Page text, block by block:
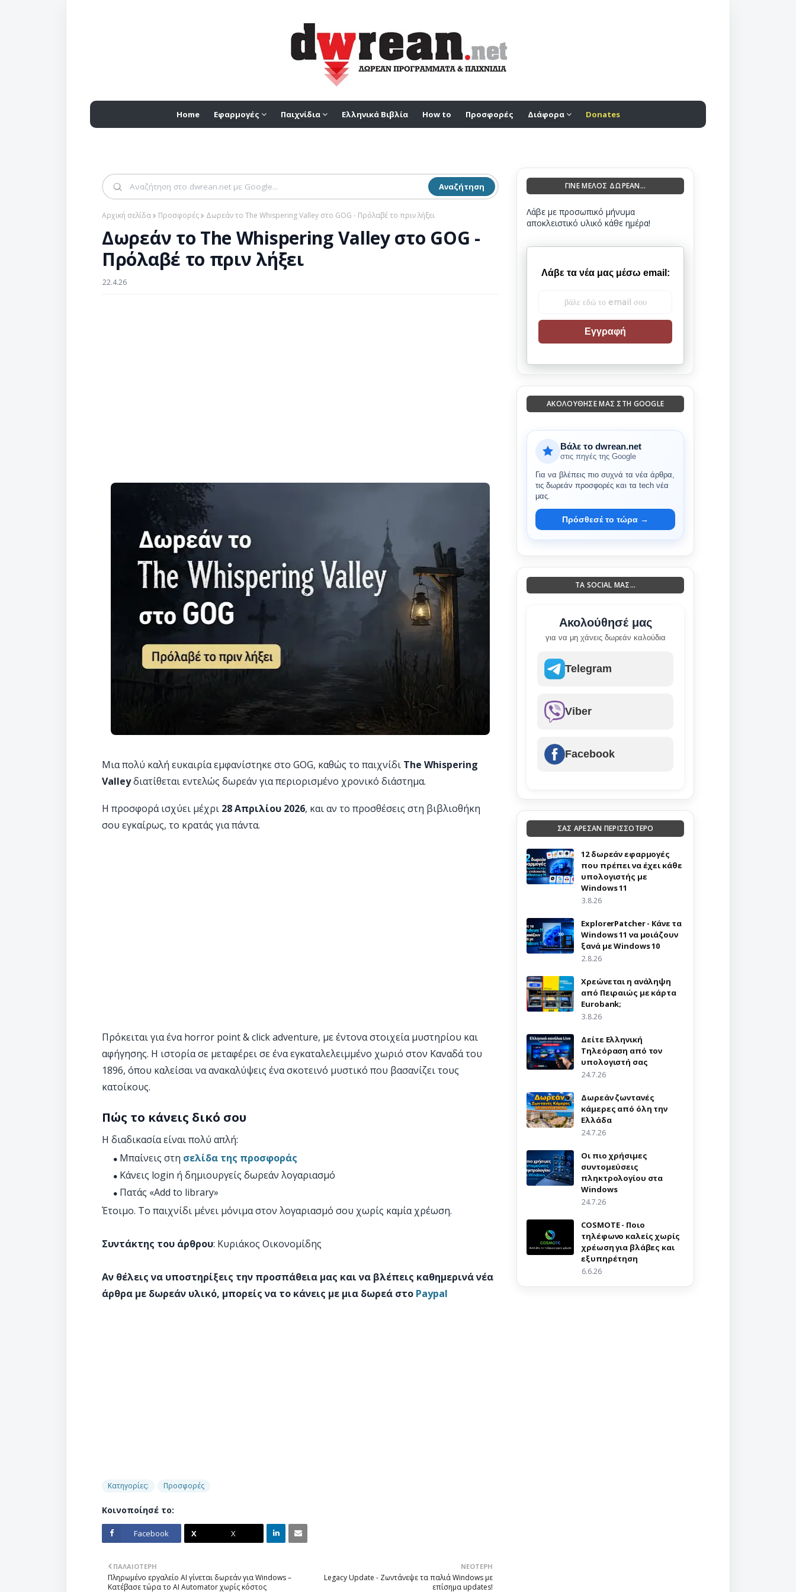
Home Εφαρμογές Παιχνίδια Ελληνικά Βιβλία How to Προσφορές Διάφορα Donates
Αναζήτηση
Αρχική σελίδα Προσφορές Δωρεάν το The Whispering Valley στο GOG - Πρόλαβέ το πριν λήξει
Δωρεάν το The Whispering Valley στο GOG -
Πρόλαβέ το πριν λήξει
22.4.26
Μια πολύ καλή ευκαιρία εμφανίστηκε στο GOG, καθώς το παιχνίδι The Whispering
Valleyδιατίθεται εντελώς δωρεάν για περιορισμένο χρονικό διάστημα.
Η προσφορά ισχύει μέχρι 28 Απριλίου 2026, και αν το προσθέσεις στη βιβλιοθήκη
σου εγκαίρως, το κρατάς για πάντα.
Πρόκειται για ένα horror point & click adventure, με έντονα στοιχεία μυστηρίου και
αφήγησης. Η ιστορία σε μεταφέρει σε ένα εγκαταλελειμμένο χωριό στον Καναδά του
1896, όπου καλείσαι να ανακαλύψεις ένα σκοτεινό μυστικό που βασανίζει τους
κατοίκους.
Πώς το κάνεις δικό σου
Η διαδικασία είναι πολύ απλή:
Μπαίνεις στη σελίδα της προσφοράς
Κάνεις login ή δημιουργείς δωρεάν λογαριασμό
Πατάς «Add to library»
Έτοιμο. Το παιχνίδι μένει μόνιμα στον λογαριασμό σου χωρίς καμία χρέωση.
Συντάκτης του άρθρου: Κυριάκος Οικονομίδης
Αν θέλεις να υποστηρίξεις την προσπάθεια μας και να βλέπεις καθημερινά νέα
άρθρα με δωρεάν υλικό, μπορείς να το κάνεις με μια δωρεά στο Paypal
Κατηγορίες: Προσφορές
Κοινοποίησέ το:
Facebook
X
ΝΕΌΤΕΡΗ
Legacy Update - Ζωντάνεψε τα παλιά Windows με
επίσημα updates!
ΠΑΛΑΙΌΤΕΡΗ
Πληρωμένο εργαλείο AI γίνεται δωρεάν για Windows –
Κατέβασε τώρα το AI Automator χωρίς κόστος
ΓΙΝΕ ΜΕΛΟΣ ΔΩΡΕΑΝ...
Λάβε με προσωπικό μήνυμα
αποκλειστικό υλικό κάθε ημέρα!
Λάβε τα νέα μας μέσω email:
Εγγραφή
ΑΚΟΛΟΎΘΗΣΈ ΜΑΣ ΣΤΗ GOOGLE
Βάλε το dwrean.net
στις πηγές της Google
Για να βλέπεις πιο συχνά τα νέα άρθρα,
τις δωρεάν προσφορές και τα tech νέα
μας.
Πρόσθεσέ το τώρα →
ΤΑ SOCIAL ΜΑΣ...
Ακολούθησέ μας
για να μη χάνεις δωρεάν καλούδια
Telegram
Viber
Facebook
ΣΑΣ ΑΡΕΣΑΝ ΠΕΡΙΣΣΟΤΕΡΟ
12 δωρεάν εφαρμογές
που πρέπει να έχει κάθε
υπολογιστής με
Windows 11
3.8.26
ExplorerPatcher - Κάνε τα
Windows 11 να μοιάζουν
ξανά με Windows 10
2.8.26
Χρεώνεται η ανάληψη
από Πειραιώς με κάρτα
Eurobank;
3.8.26
Δείτε Ελληνική
Τηλεόραση από τον
υπολογιστή σας
24.7.26
Δωρεάν ζωντανές
κάμερες από όλη την
Ελλάδα
24.7.26
Οι πιο χρήσιμες
συντομεύσεις
πληκτρολογίου στα
Windows
24.7.26
COSMOTE - Ποιο
τηλέφωνο καλείς χωρίς
χρέωση για βλάβες και
εξυπηρέτηση
6.6.26